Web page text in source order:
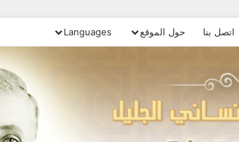
اتصل بنا حول الموقع Languages